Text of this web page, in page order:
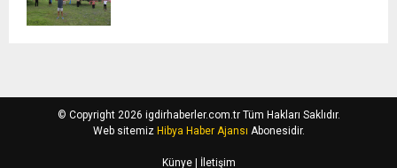
© Copyright 2026 igdirhaberler.com.tr Tüm Hakları Saklıdır.
Web sitemiz Hibya Haber Ajansı Abonesidir.
Künye| İletişim